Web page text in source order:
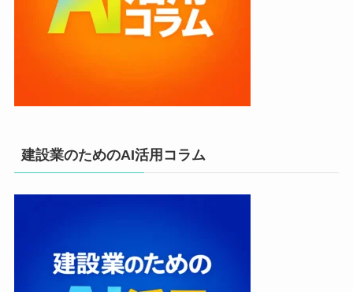
建設業のためのAI活用コラム